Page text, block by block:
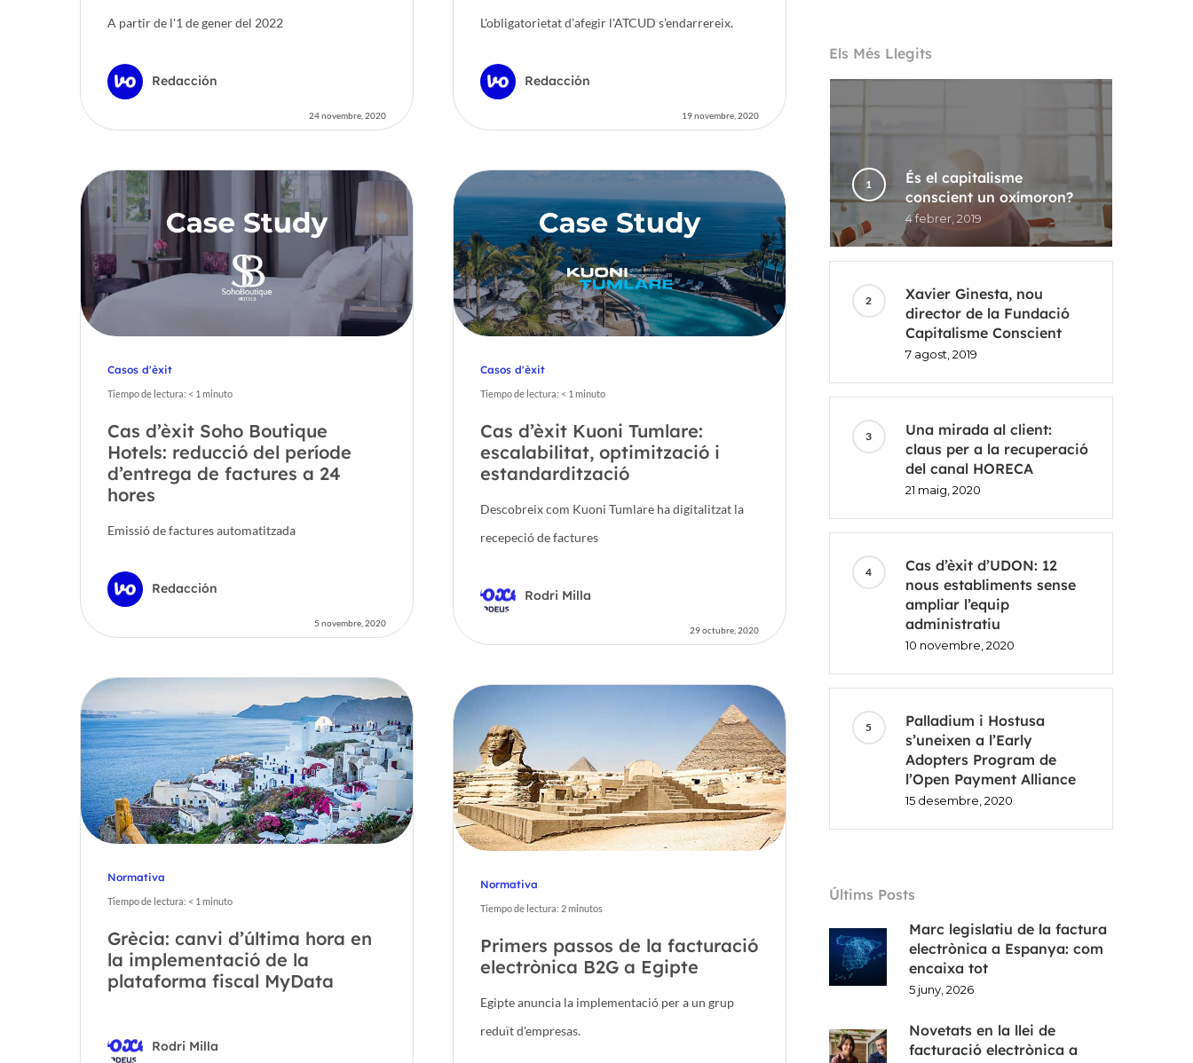
A partir de l'1 de gener del 2022
Redacción
24 novembre, 2020
L'obligatorietat d'afegir l'ATCUD s'endarrereix.
Redacción
19 novembre, 2020
Casos d'èxit
Tiempo de lectura: < 1 minuto
Cas d’èxit Soho Boutique
Hotels: reducció del període
d’entrega de factures a 24
hores
Emissió de factures automatitzada
Redacción
5 novembre, 2020
Casos d'èxit
Tiempo de lectura: < 1 minuto
Cas d’èxit Kuoni Tumlare:
escalabilitat, optimització i
estandardització
Descobreix com Kuoni Tumlare ha digitalitzat la
recepeció de factures
Rodri Milla
29 octubre, 2020
Normativa
Tiempo de lectura: < 1 minuto
Grècia: canvi d’última hora en
la implementació de la
plataforma fiscal MyData
Rodri Milla
Normativa
Tiempo de lectura: 2minutos
Primers passos de la facturació
electrònica B2G a Egipte
Egipte anuncia la implementació per a un grup
reduït d'empresas.
Els Més Llegits
És el capitalisme
conscient un oxímoron?
4 febrer, 2019
Xavier Ginesta, nou
director de la Fundació
Capitalisme Conscient
7 agost, 2019
Una mirada al client:
claus per a la recuperació
del canal HORECA
21 maig, 2020
Cas d’èxit d’UDON: 12
nous establiments sense
ampliar l’equip
administratiu
10 novembre, 2020
Palladium i Hostusa
s’uneixen a l’Early
Adopters Program de
l’Open Payment Alliance
15 desembre, 2020
Últims Posts
Marc legislatiu de la factura
electrònica a Espanya: com
encaixa tot
5 juny, 2026
Novetats en la llei de
facturació electrònica a